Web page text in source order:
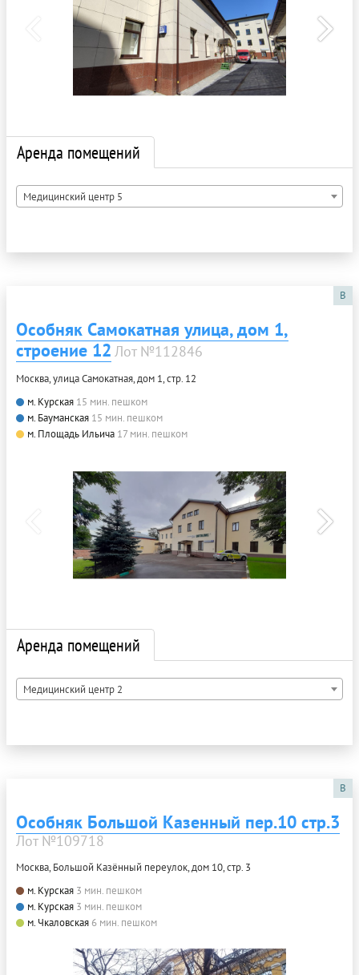
Аренда помещений
Медицинский центр 5
B
Особняк Самокатная улица, дом 1,
строение 12 Лот №112846
Москва, улица Самокатная, дом 1, стр. 12
м. Курская 15 мин. пешком
м. Бауманская 15 мин. пешком
м. Площадь Ильича 17 мин. пешком
Аренда помещений
Медицинский центр 2
B
Особняк Большой Казенный пер.10 стр.3
Лот №109718
Москва, Большой Казённый переулок, дом 10, стр. 3
м. Курская 3 мин. пешком
м. Курская 3 мин. пешком
м. Чкаловская 6 мин. пешком